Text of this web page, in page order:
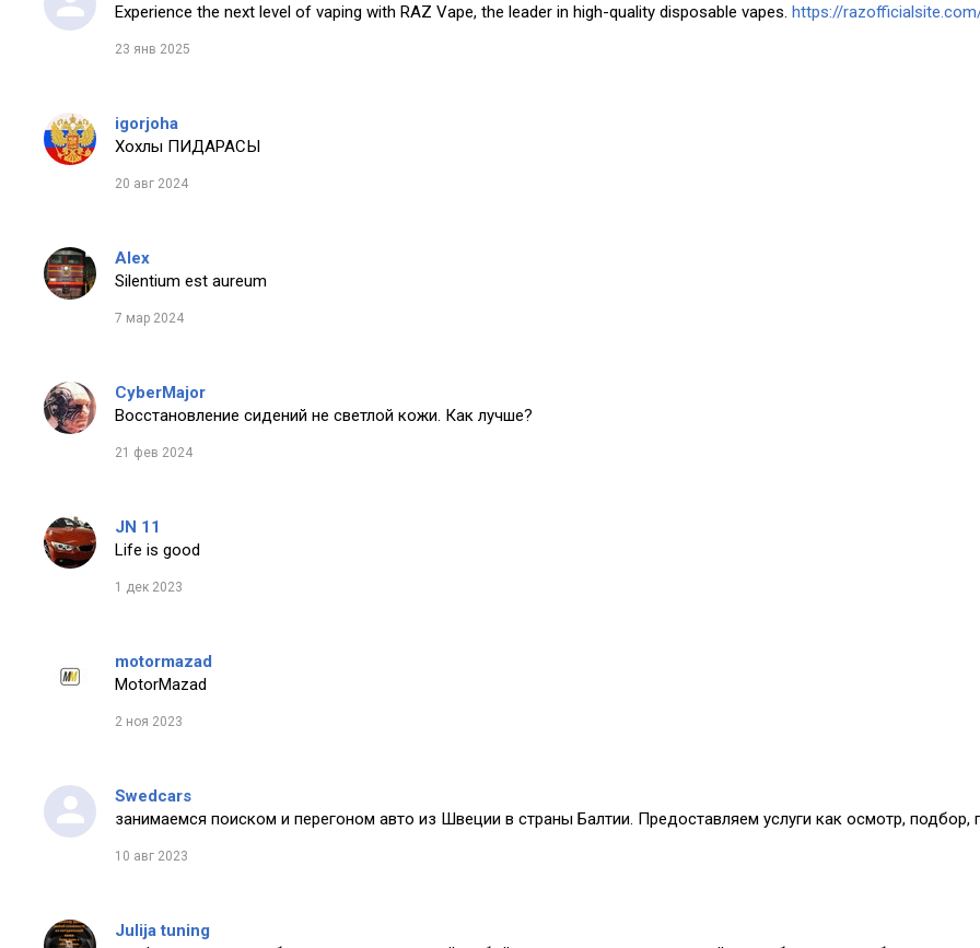
Experience the next level of vaping with RAZ Vape, the leader in high-quality disposable vapes. https://
23 янв 2025
igorjoha
Хохлы ПИДАРАСЫ
20 авг 2024
Alex
Silentium est aureum
7 мар 2024
CyberMajor
Восстановление сидений не светлой кожи. Как лучше?
21 фев 2024
JN 11
Life is good
1 дек 2023
motormazad
MotorMazad
2 ноя 2023
Swedcars
занимаемся поиском и перегоном авто из Швеции в страны Балтии. Предоставляем услуги как осмотр, подбор,
10 авг 2023
Julija tuning